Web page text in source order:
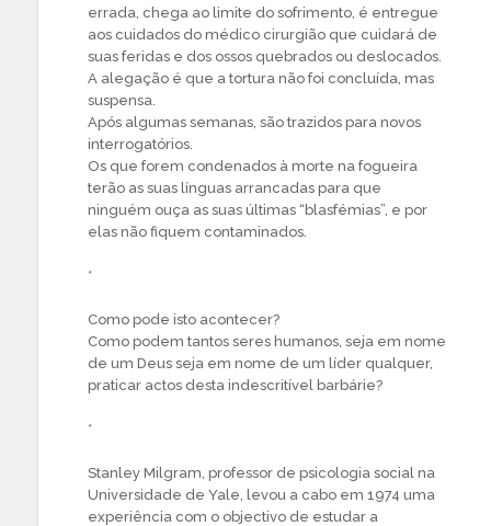
errada, chega ao limite do sofrimento, é entregue
aos cuidados do médico cirurgião que cuidará de
suas feridas e dos ossos quebrados ou deslocados.
A alegação é que a tortura não foi concluída, mas
suspensa.
Após algumas semanas, são trazidos para novos
interrogatórios.
Os que forem condenados à morte na fogueira
terão as suas línguas arrancadas para que
ninguém ouça as suas últimas “blasfémias”, e por
elas não fiquem contaminados.
*
Como pode isto acontecer?
Como podem tantos seres humanos, seja em nome
de um Deus seja em nome de um líder qualquer,
praticar actos desta indescritível barbárie?
*
Stanley Milgram, professor de psicologia social na
Universidade de Yale, levou a cabo em 1974 uma
experiência com o objectivo de estudar a